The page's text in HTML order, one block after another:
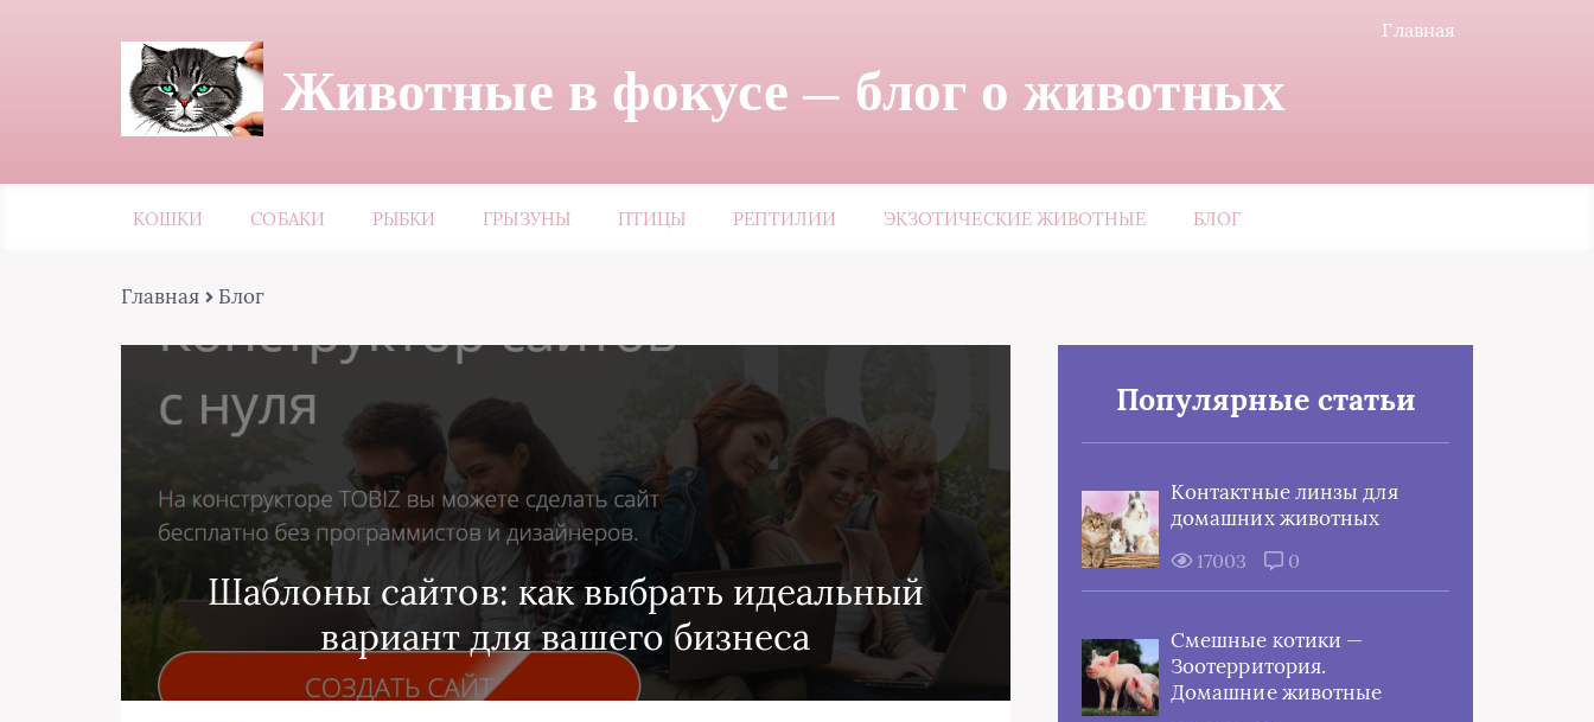
Главная
Животные в фокусе — блог о животных
КОШКИ СОБАКИ РЫБКИ ГРЫЗУНЫ ПТИЦЫ РЕПТИЛИИ ЭКЗОТИЧЕСКИЕ ЖИВОТНЫЕ БЛОГ
Главная Блог
Шаблоны сайтов: как выбрать идеальный
вариант для вашего бизнеса
Популярные статьи
Контактные линзы для
домашних животных
17003 0
Смешные котики —
Зоотерритория.
Домашние животные